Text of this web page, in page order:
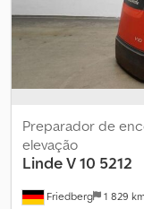
operador 2110 mm -
4170 mm - Largura
mastro - Limitadores
Friedberg 1 829 km
Preparador de
elevação
LindeV 10 5212